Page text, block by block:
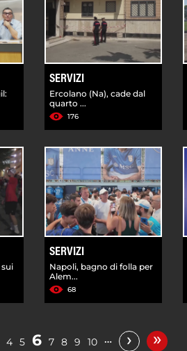
SERVIZI
Ercolano (Na), cade dal
quarto ...
176
sui
SERVIZI
Napoli, bagno di folla per
Alem...
68
4 5 6 7 8 9 10 … › »